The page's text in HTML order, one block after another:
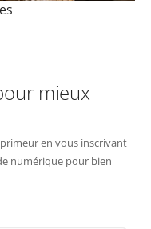
mieux
en vous inscrivant
numérique pour bien